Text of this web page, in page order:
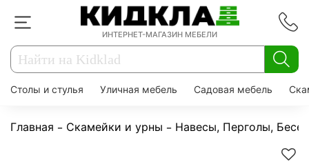
ИНТЕРНЕТ-МАГАЗИН МЕБЕЛИ
Столы и стулья Уличная мебель Садовая мебель
Главная Скамейки и урны Навесы, Перголы,